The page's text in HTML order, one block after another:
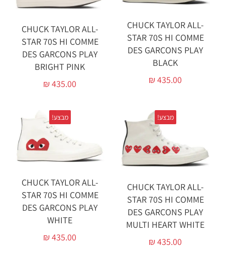
CHUCK TAYLOR ALL-
STAR 70S HI COMME
DES GARÇONS PLAY
BLACK‏
₪435.00
CHUCK TAYLOR ALL-
STAR 70S HI COMME
DES GARÇONS PLAY
BRIGHT PINK‏
₪435.00
מבצע!
CHUCK TAYLOR ALL-
STAR 70S HI COMME
DES GARÇONS PLAY
MULTI HEART WHITE
₪435.00
מבצע!
CHUCK TAYLOR ALL-
STAR 70S HI COMME
DES GARÇONS PLAY
WHITE‏
₪435.00